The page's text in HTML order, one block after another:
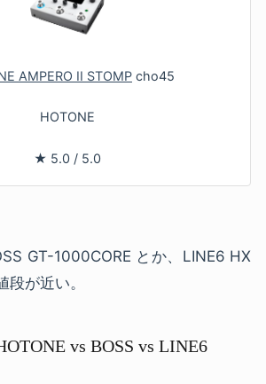
AMPERO II STOMP cho45
HOTONE
★ 5.0 / 5.0
GT-1000CORE とか、LINE6 HX
が近い。
vs BOSS vs LINE6